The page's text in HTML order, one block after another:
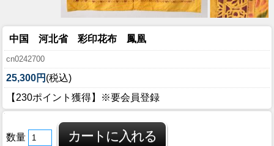
中国 河北省 彩印花布 鳳凰
cn0242700
25,300円 (税込)
【230ポイント獲得】※要会員登録
数量